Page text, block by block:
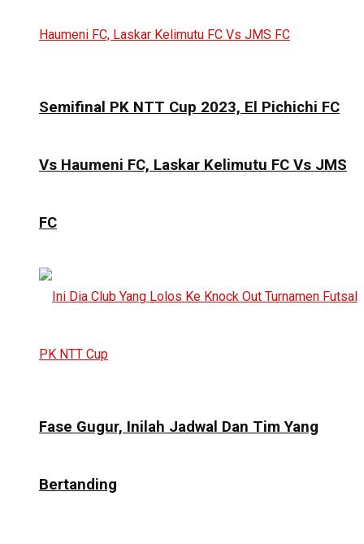
Semifinal PK NTT Cup 2023, El Pichichi FC
Vs Haumeni FC, Laskar Kelimutu FC Vs JMS
FC
Fase Gugur, Inilah Jadwal Dan Tim Yang
Bertanding